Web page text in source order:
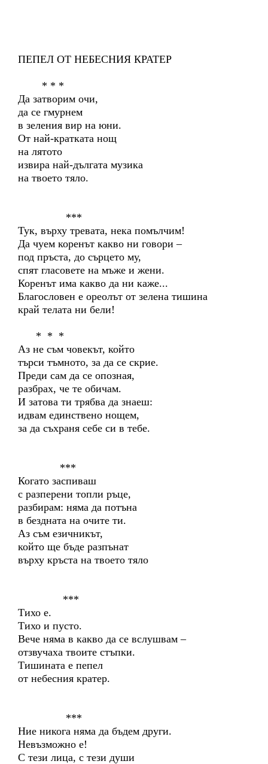
ПЕПЕЛ ОТ НЕБЕСНИЯ КРАТЕР
* * *
Да затворим очи,
да се гмурнем
в зеления вир на юни.
От най-кратката нощ
на лятото
извира най-дългата музика
на твоето тяло.
***
Тук, върху тревата, нека помълчим!
Да чуем коренът какво ни говори –
под пръста, до сърцето му,
спят гласовете на мъже и жени.
Коренът има какво да ни каже...
Благословен е ореолът от зелена тишина
край телата ни бели!
* * *
Аз не съм човекът, който
търси тъмното, за да се скрие.
Преди сам да се опозная,
разбрах, че те обичам.
И затова ти трябва да знаеш:
идвам единствено нощем,
за да съхраня себе си в тебе.
***
Когато заспиваш
с разперени топли ръце,
разбирам: няма да потъна
в бездната на очите ти.
Аз съм езичникът,
който ще бъде разпънат
върху кръста на твоето тяло
***
Тихо е.
Тихо и пусто.
Вече няма в какво да се вслушвам –
отзвучаха твоите стъпки.
Тишината е пепел
от небесния кратер.
***
Ние никога няма да бъдем други.
Невъзможно е!
С тези лица, с тези души